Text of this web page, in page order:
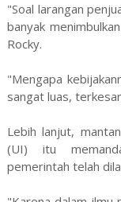
"Soal larangan
banyak
Rocky.
"Mengapa
sangat luas,
Lebih lanjut,
(UI) itu
pemerintah telah